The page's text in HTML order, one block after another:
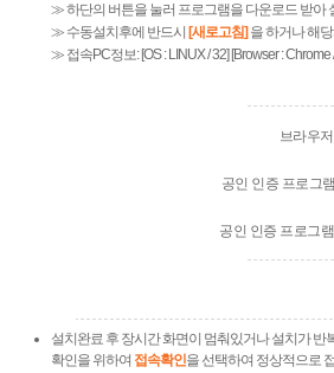
≫ 하단의 버튼을 눌러 프로그램을 다운로드 받아
≫ 수동설치후에 반드시 [새로고침] 을 하거나 해
≫ 접속PC정보: [OS : LINUX / 32] [Browser : Chrome
브라우
공인 인증 프로그
공인 인증 프로그
설치완료 후 장시간 화면이 멈춰있거나 설치가
확인을 위하여 접속확인을 선택하여 정상적으로